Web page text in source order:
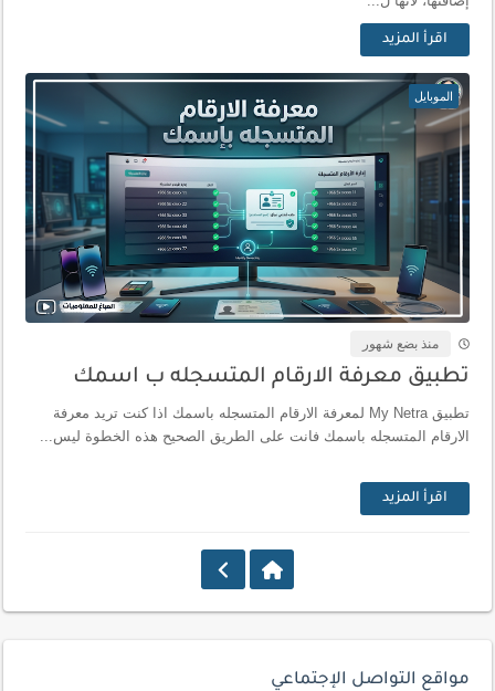
اقرأ المزيد
الموبايل
منذ بضع شهور
تطبيق معرفة الارقام المتسجله ب اسمك
تطبيق My Netra لمعرفة الارقام المتسجله باسمك اذا كنت تريد معرفة
الارقام المتسجله باسمك فانت على الطريق الصحيح هذه الخطوة ليس...
اقرأ المزيد
مواقع التواصل الإجتماعي